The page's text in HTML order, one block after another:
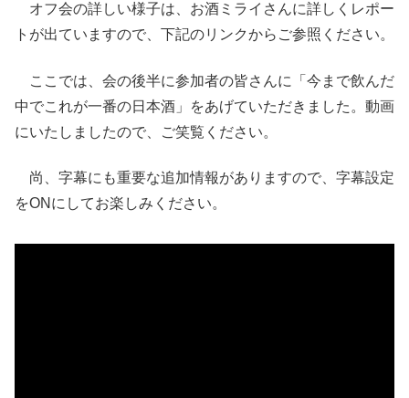
オフ会の詳しい様子は、お酒ミライさんに詳しくレポー
トが出ていますので、下記のリンクからご参照ください。
ここでは、会の後半に参加者の皆さんに「今まで飲んだ
中でこれが一番の日本酒」をあげていただきました。動画
にいたしましたので、ご笑覧ください。
尚、字幕にも重要な追加情報がありますので、字幕設定
をONにしてお楽しみください。